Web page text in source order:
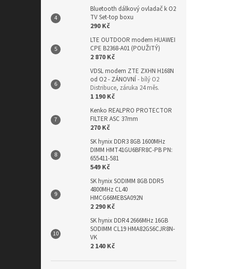
Bluetooth dálkový ovladač k O2
TV Set-top boxu
290 Kč
LTE OUTDOOR modem HUAWEI
CPE B2368-A01 (POUŽITÝ)
2 870 Kč
VDSL modem ZTE ZXHN H168N
od O2 - ZÁNOVNÍ - bílý O2
Distribuce, záruka 24 měs.
1 190 Kč
Kenko REALPRO PROTECTOR
FILTER ASC 37mm
270 Kč
SK hynix DDR3 8GB 1600MHz
DIMM HMT41GU6BFR8C-PB PN:
655411-581
549 Kč
SK hynix SODIMM 8GB DDR5
4800MHz CL40
HMCG66MEBSA092N
2 290 Kč
SK hynix DDR4 2666MHz 16GB
SODIMM CL19 HMA82GS6CJR8N-
VK
2 140 Kč